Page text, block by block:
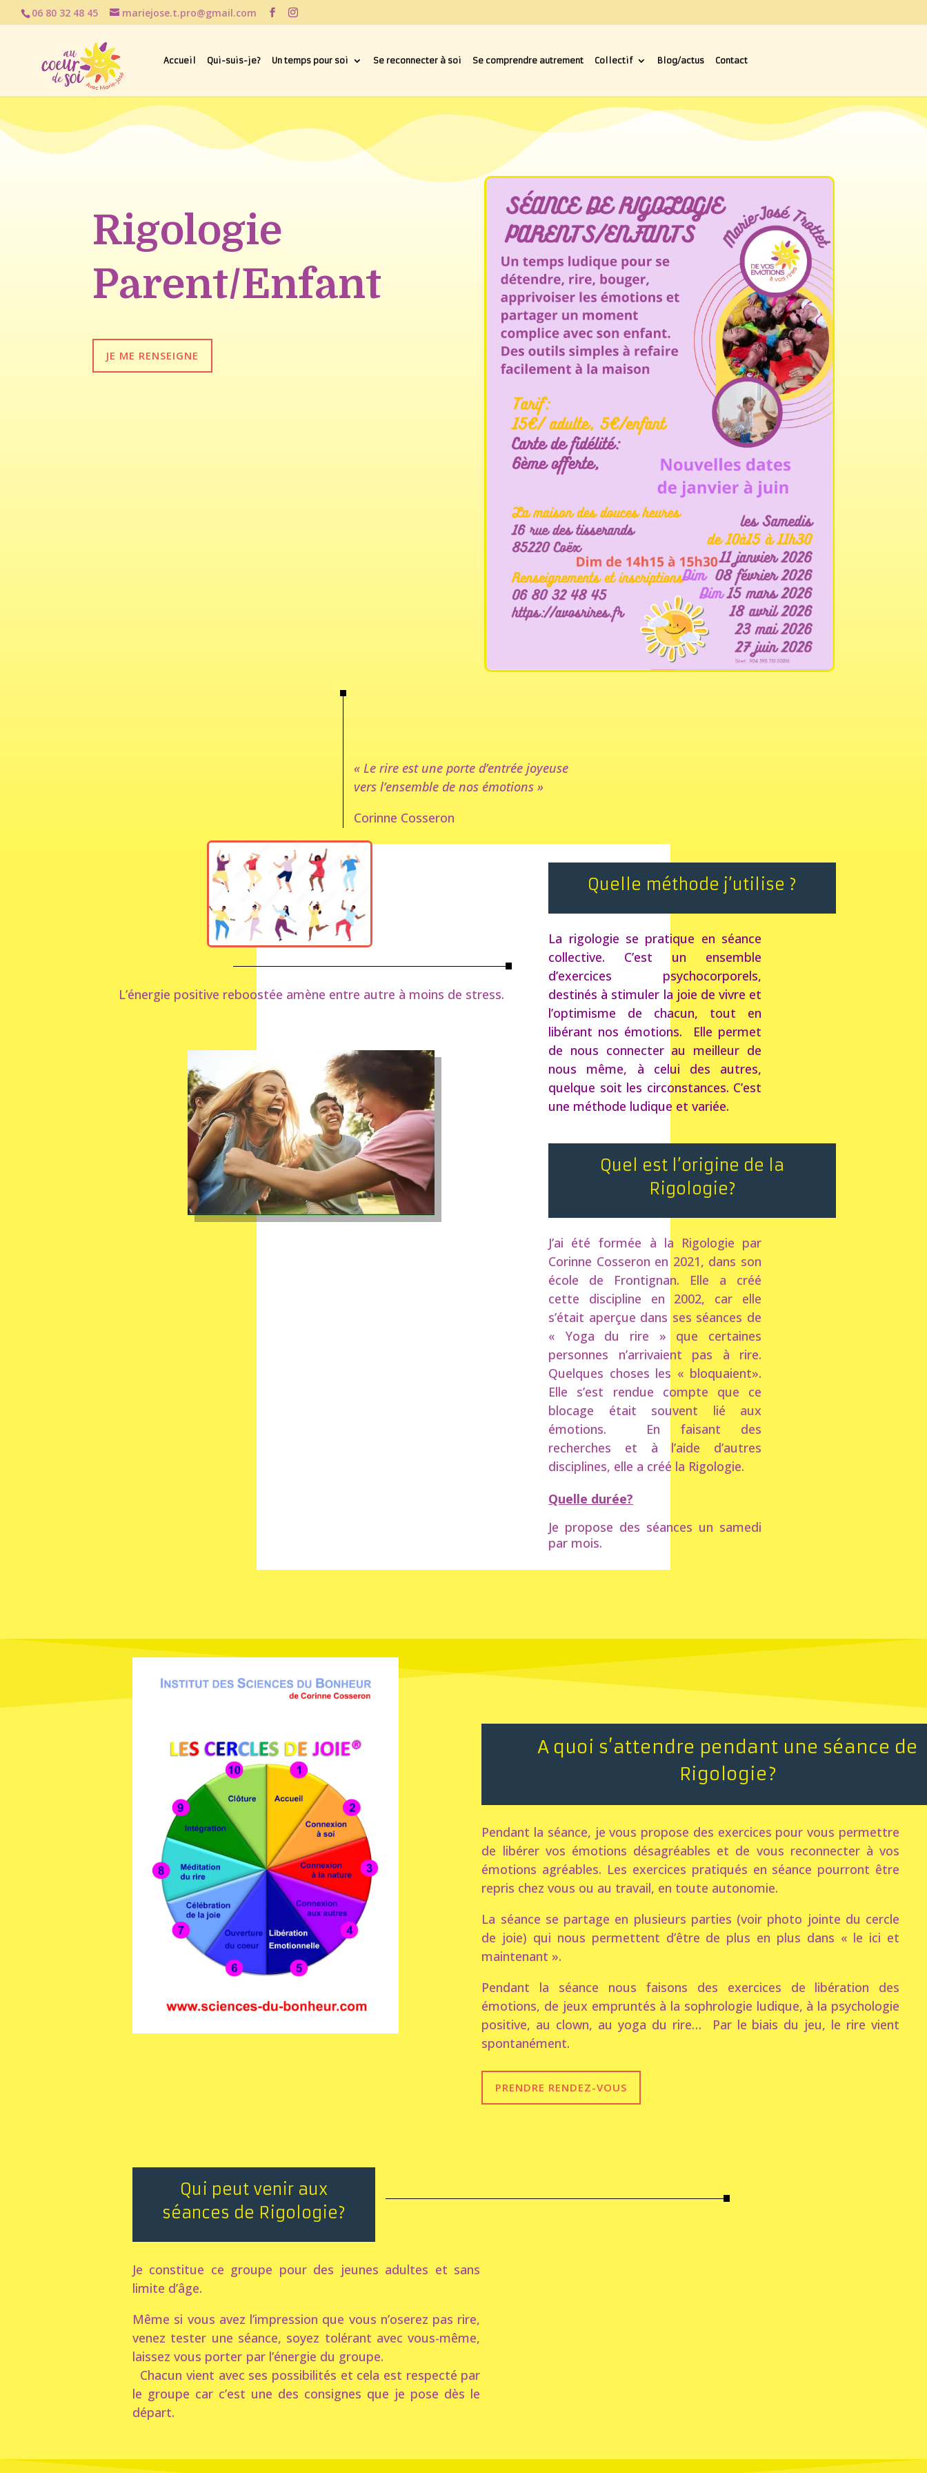
06 80 32 48 45 mariejose.t.pro@gmail.com
Accueil Qui-suis-je? Un temps pour soi Se reconnecter à soi Se comprendre autrement Collectif Blog/actus Contact
Rigologie
Parent/Enfant
JE ME RENSEIGNE
« Le rire est une porte d’entrée joyeuse
vers l’ensemble de nos émotions »
Corinne Cosseron
L’énergie positive reboostée amène entre autre à moins de stress.
Quelle méthode j’utilise ?
La rigologie se pratique en séance
collective. C’est un ensemble
d’exercices psychocorporels,
destinés à stimuler la joie de vivre et
l’optimisme de chacun, tout en
libérant nos émotions. Elle permet
de nous connecter au meilleur de
nous même, à celui des autres,
quelque soit les circonstances. C’est
une méthode ludique et variée.
Quel est l’origine de la
Rigologie?
J’ai été formée à la Rigologie par
Corinne Cosseron en 2021, dans son
école de Frontignan. Elle a créé
cette discipline en 2002, car elle
s’était aperçue dans ses séances de
« Yoga du rire » que certaines
personnes n’arrivaient pas à rire.
Quelques choses les « bloquaient».
Elle s’est rendue compte que ce
blocage était souvent lié aux
émotions. En faisant des
recherches et à l’aide d’autres
disciplines, elle a créé la Rigologie.
Quelle durée?
Je propose des séances un samedi
par mois.
A quoi s’attendre pendant une séance de
Rigologie?
Pendant la séance, je vous propose des exercices pour vous permettre
de libérer vos émotions désagréables et de vous reconnecter à vos
émotions agréables. Les exercices pratiqués en séance pourront être
repris chez vous ou au travail, en toute autonomie.
La séance se partage en plusieurs parties (voir photo jointe du cercle
de joie) qui nous permettent d’être de plus en plus dans « le ici et
maintenant ».
Pendant la séance nous faisons des exercices de libération des
émotions, de jeux empruntés à la sophrologie ludique, à la psychologie
positive, au clown, au yoga du rire… Par le biais du jeu, le rire vient
spontanément.
PRENDRE RENDEZ-VOUS
Qui peut venir aux
séances de Rigologie?
Je constitue ce groupe pour des jeunes adultes et sans
limite d’âge.
Même si vous avez l’impression que vous n’oserez pas rire,
venez tester une séance, soyez tolérant avec vous-même,
laissez vous porter par l’énergie du groupe.
Chacun vient avec ses possibilités et cela est respecté par
le groupe car c’est une des consignes que je pose dès le
départ.